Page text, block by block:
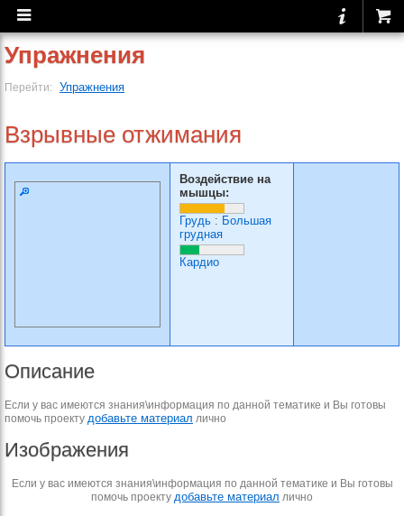
Упражнения
Перейти: Упражнения
Взрывные отжимания
Воздействие на
мышцы:
Грудь : Большая
грудная
Кардио
Описание
Если у вас имеются знания\информация по данной тематике и Вы готовы
помочь проекту добавьте материал лично
Изображения
Если у вас имеются знания\информация по данной тематике и Вы готовы
помочь проекту добавьте материал лично